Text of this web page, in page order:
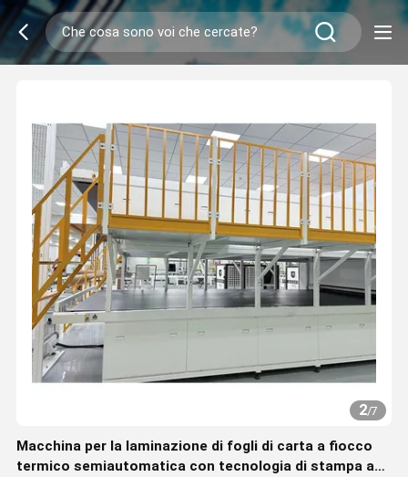
2/7
Macchina per la laminazione di fogli di carta a fiocco
termico semiautomatica con tecnologia di stampa a